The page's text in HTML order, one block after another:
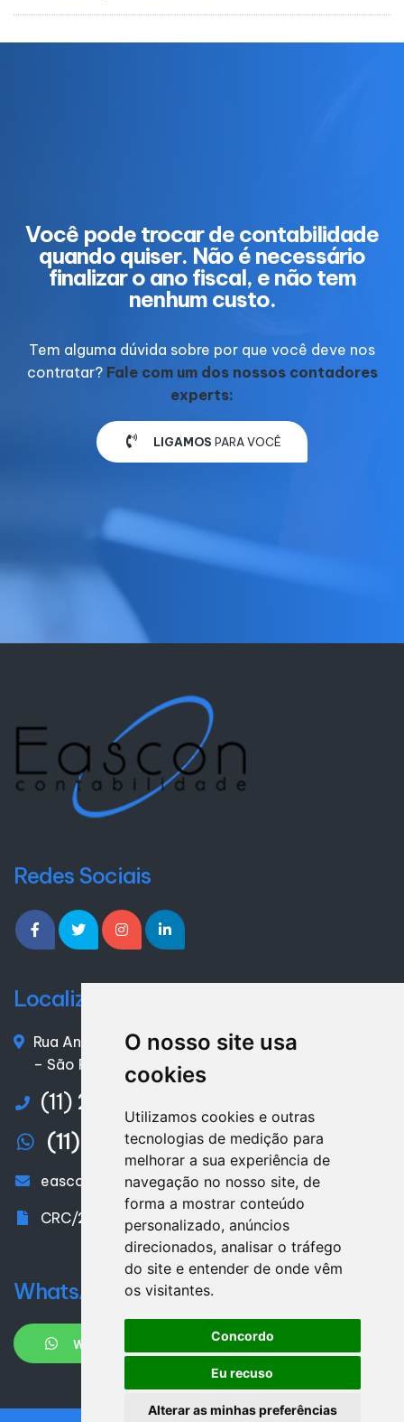
O nosso site usa
cookies
Utilizamos cookies e outras
tecnologias de medição para
melhorar a sua experiência de
navegação no nosso site, de
forma a mostrar conteúdo
personalizado, anúncios
direcionados, analisar o tráfego
do site e entender de onde vêm
os visitantes.
Concordo
Eu recuso
Alterar as minhas preferências
Você pode trocar de contabilidade
quando quiser. Não é necessário
finalizar o ano fiscal, e não tem
nenhum custo.
Tem alguma dúvida sobre por que você deve nos
contratar? Fale com um dos nossos contadores
experts:
LIGAMOS PARA VOCÊ
Redes Sociais
Localização
Rua Anicuns - nº 25 - sala 06 – Chácara Califórnia
– São Paulo/SP – CEP. 03402-015
(11) 2098-4673
(11) 2098-4673
eascon@eascon.com.br
CRC/2SP029448 - SP
WhatsApp
WHATSAPP